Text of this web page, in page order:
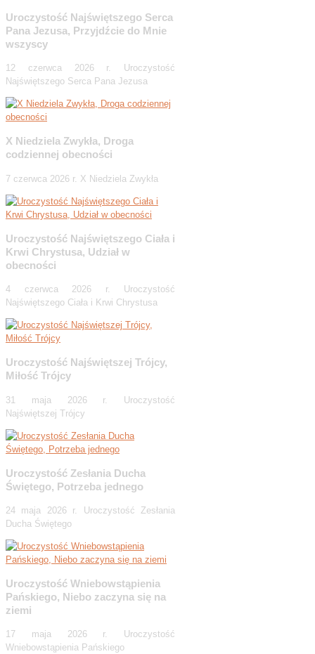
Uroczystość Najświętszego Serca
Pana Jezusa, Przyjdźcie do Mnie
wszyscy
12 czerwca 2026 r. Uroczystość
Najświętszego Serca Pana Jezusa
X Niedziela Zwykła, Droga
codziennej obecności
7 czerwca 2026 r. X Niedziela Zwykła
Uroczystość Najświętszego Ciała i
Krwi Chrystusa, Udział w
obecności
4 czerwca 2026 r. Uroczystość
Najświętszego Ciała i Krwi Chrystusa
Uroczystość Najświętszej Trójcy,
Miłość Trójcy
31 maja 2026 r. Uroczystość
Najświętszej Trójcy
Uroczystość Zesłania Ducha
Świętego, Potrzeba jednego
24 maja 2026 r. Uroczystość Zesłania
Ducha Świętego
Uroczystość Wniebowstąpienia
Pańskiego, Niebo zaczyna się na
ziemi
17 maja 2026 r. Uroczystość
Wniebowstąpienia Pańskiego